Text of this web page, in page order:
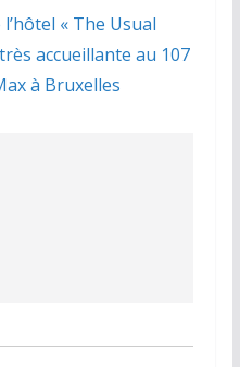
« The Usual
accueillante au 107
à Bruxelles